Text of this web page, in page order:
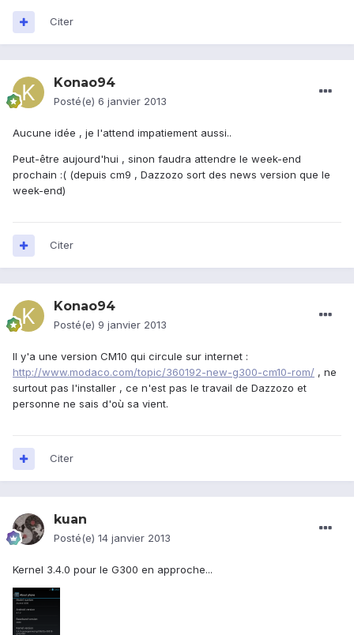
Citer
Konao94
Posté(e) 6 janvier 2013
Aucune idée , je l'attend impatiement aussi..
Peut-être aujourd'hui , sinon faudra attendre le week-end
prochain :( (depuis cm9 , Dazzozo sort des news version que le
week-end)
Citer
Konao94
Posté(e) 9 janvier 2013
Il y'a une version CM10 qui circule sur internet :
http://www.modaco.com/topic/360192-new-g300-cm10-rom/ , ne
surtout pas l'installer , ce n'est pas le travail de Dazzozo et
personne ne sais d'où sa vient.
Citer
kuan
Posté(e) 14 janvier 2013
Kernel 3.4.0 pour le G300 en approche...